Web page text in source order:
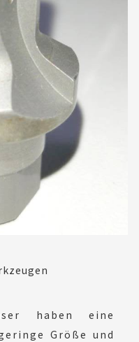
haben eine
Größe und